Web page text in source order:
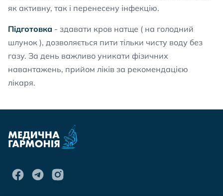
як активну, так і перенесену інфекцію.
Підготовка - здавати кров натще ( на голодний
шлунок ), дозволяється пити тільки чисту воду без
газу. За день важливо уникати фізичних
навантажень, прийом ліків за рекомендацією
лікаря.